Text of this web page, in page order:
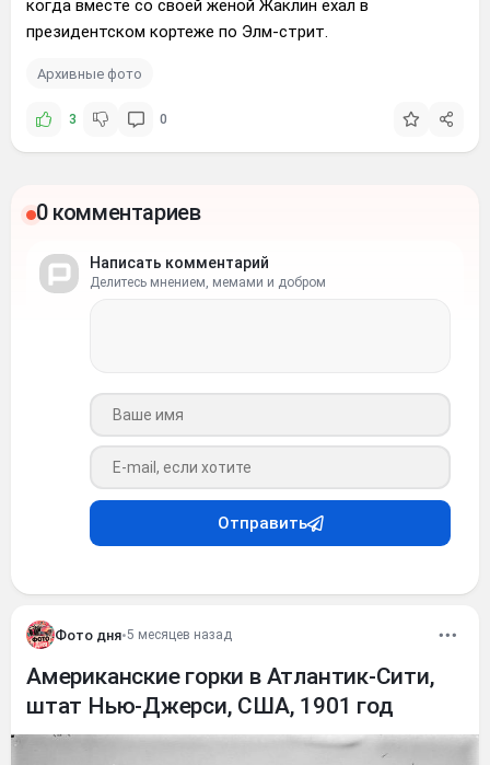
когда вместе со своей женой Жаклин ехал в
президентском кортеже по Элм-стрит.
Архивные фото
3 0
0 комментариев
Написать комментарий
Делитесь мнением, мемами и добром
Ваше имя
Ваш e-mail
Отправить
Фото дня•5 месяцев назад
Американские горки в Атлантик-Сити,
штат Нью-Джерси, США, 1901 год